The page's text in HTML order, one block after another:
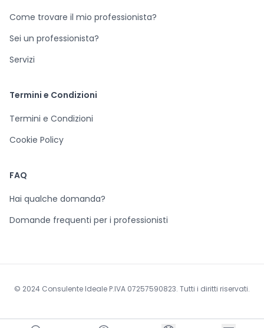
Come trovare il mio professionista?
Sei un professionista?
Servizi
Termini e Condizioni
Termini e Condizioni
Cookie Policy
FAQ
Hai qualche domanda?
Domande frequenti per i professionisti
© 2024 Consulente Ideale P.IVA 07257590823. Tutti i diritti riservati.